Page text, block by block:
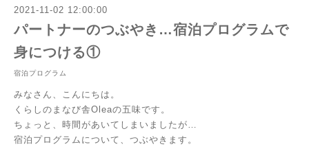
2021-11-02 12:00:00
パートナーのつぶやき…宿泊プログラムで
身につける①
宿泊プログラム
みなさん、こんにちは。
くらしのまなび舎Oleaの五味です。
ちょっと、時間があいてしまいましたが…
宿泊プログラムについて、つぶやきます。